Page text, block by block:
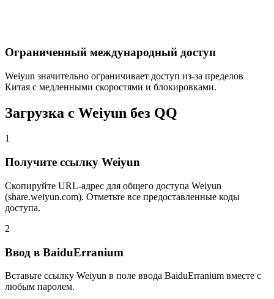
Ограниченный международный доступ
Weiyun значительно ограничивает доступ из-за пределов
Китая с медленными скоростями и блокировками.
Загрузка с Weiyun без QQ
1
Получите ссылку Weiyun
Скопируйте URL-адрес для общего доступа Weiyun
(share.weiyun.com). Отметьте все предоставленные коды
доступа.
2
Ввод в BaiduErranium
Вставьте ссылку Weiyun в поле ввода BaiduErranium вместе с
любым паролем.